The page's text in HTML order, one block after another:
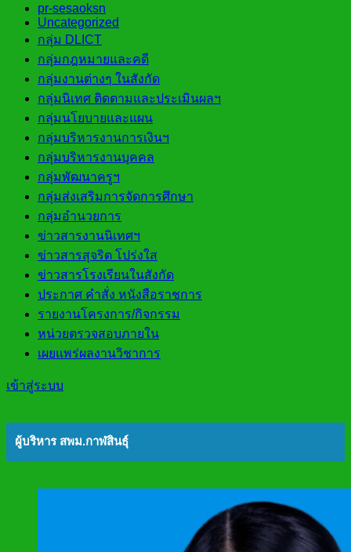
pr-sesaoksn
Uncategorized
กลุ่ม DLICT
กลุ่มกฎหมายและคดี
กลุ่มงานต่างๆ ในสังกัด
กลุ่มนิเทศ ติดตามและประเมินผลฯ
กลุ่มนโยบายและแผน
กลุ่มบริหารงานการเงินฯ
กลุ่มบริหารงานบุคคล
กลุ่มพัฒนาครูฯ
กลุ่มส่งเสริมการจัดการศึกษา
กลุ่มอำนวยการ
ข่าวสารงานนิเทศฯ
ข่าวสารสุจริต โปร่งใส
ข่าวสารโรงเรียนในสังกัด
ประกาศ คำสั่ง หนังสือราชการ
รายงานโครงการ/กิจกรรม
หน่วยตรวจสอบภายใน
เผยแพร่ผลงานวิชาการ
เข้าสู่ระบบ
ผู้บริหาร สพม.กาฬสินธุ์